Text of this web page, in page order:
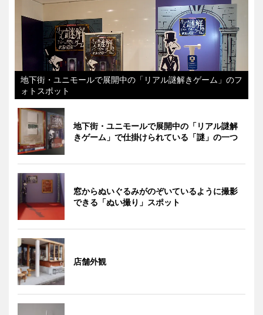
地下街・ユニモールで展開中の「リアル謎解きゲーム」のフ
ォトスポット
地下街・ユニモールで展開中の「リアル謎解
きゲーム」で仕掛けられている「謎」の一つ
窓からぬいぐるみがのぞいているように撮影
できる「ぬい撮り」スポット
店舗外観